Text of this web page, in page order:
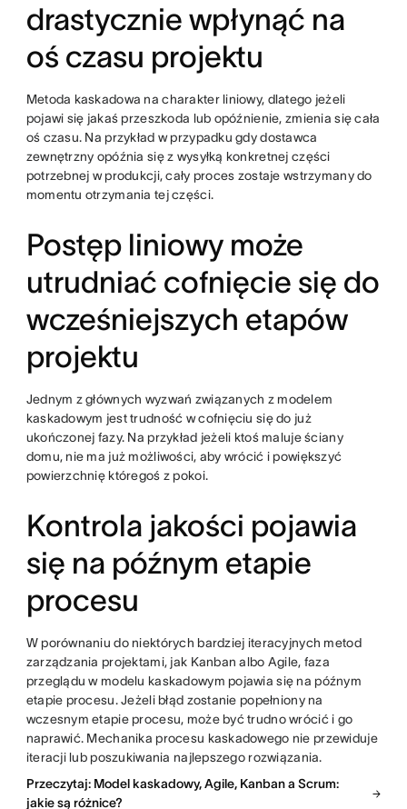
drastycznie wpłynąć na
oś czasu projektu
Metoda kaskadowa na charakter liniowy, dlatego jeżeli
pojawi się jakaś przeszkoda lub opóźnienie, zmienia się cała
oś czasu. Na przykład w przypadku gdy dostawca
zewnętrzny opóźnia się z wysyłką konkretnej części
potrzebnej w produkcji, cały proces zostaje wstrzymany do
momentu otrzymania tej części.
Postęp liniowy może
utrudniać cofnięcie się do
wcześniejszych etapów
projektu
Jednym z głównych wyzwań związanych z modelem
kaskadowym jest trudność w cofnięciu się do już
ukończonej fazy. Na przykład jeżeli ktoś maluje ściany
domu, nie ma już możliwości, aby wrócić i powiększyć
powierzchnię któregoś z pokoi.
Kontrola jakości pojawia
się na późnym etapie
procesu
W porównaniu do niektórych bardziej iteracyjnych metod
zarządzania projektami, jak Kanban albo Agile, faza
przeglądu w modelu kaskadowym pojawia się na późnym
etapie procesu. Jeżeli błąd zostanie popełniony na
wczesnym etapie procesu, może być trudno wrócić i go
naprawić. Mechanika procesu kaskadowego nie przewiduje
iteracji lub poszukiwania najlepszego rozwiązania.
Przeczytaj: Model kaskadowy, Agile, Kanban a Scrum:
jakie są różnice?